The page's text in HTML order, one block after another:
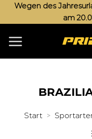
ZumWegen des
am
Start >